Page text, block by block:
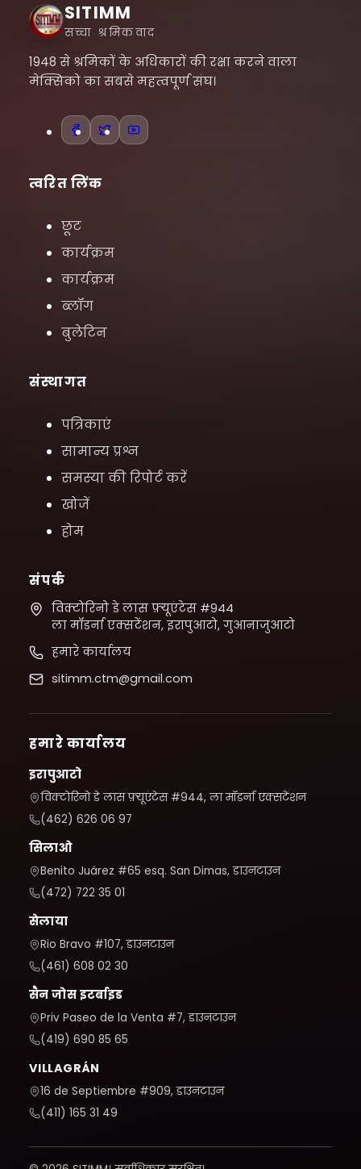
SITIMM
सच्चा श्रमिकवाद
1948 से श्रमिकों के अधिकारों की रक्षा करने वाला
मेक्सिको का सबसे महत्वपूर्ण संघ।
त्वरित लिंक
छूट
कार्यक्रम
कार्यक्रम
ब्लॉग
बुलेटिन
संस्थागत
पत्रिकाएं
सामान्य प्रश्न
समस्या की रिपोर्ट करें
खोजें
होम
संपर्क
विक्टोरिनो डे लास फ़्यूएंटेस #944
ला मॉडर्ना एक्सटेंशन, इरापुआटो, गुआनाजुआटो
हमारे कार्यालय
sitimm.ctm@gmail.com
हमारे कार्यालय
इरापुआटो
विक्टोरिनो डे लास फ़्यूएंटेस #944, ला मॉडर्ना एक्सटेंशन
(462) 626 06 97
सिलाओ
Benito Juárez #65 esq. San Dimas, डाउनटाउन
(472) 722 35 01
सेलाया
Rio Bravo #107, डाउनटाउन
(461) 608 02 30
सैन जोस इटर्बाइड
Priv Paseo de la Venta #7, डाउनटाउन
(419) 690 85 65
VILLAGRÁN
16 de Septiembre #909, डाउनटाउन
(411) 165 31 49